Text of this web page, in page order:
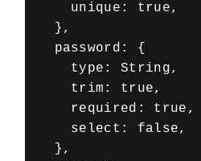
unique: true,
},
password: {
type: String,
trim: true,
required: true,
select: false,
},